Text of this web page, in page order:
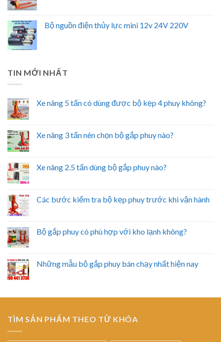
Bộ nguồn điện thủy lực mini 12v 24V 220V
TIN MỚI NHẤT
Xe nâng 5 tấn có dùng được bộ kẹp 4 phuy không?
Xe nâng 3 tấn nên chọn bộ gắp phuy nào?
Xe nâng 2.5 tấn dùng bộ gắp phuy nào?
Các bước kiểm tra bộ kẹp phuy trước khi vận hành
Bộ gắp phuy có phù hợp với kho lạnh không?
Những mẫu bộ gắp phuy bán chạy nhất hiện nay
TÌM SẢN PHẨM THEO TỪ KHÓA